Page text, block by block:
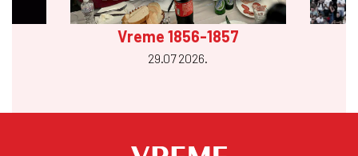
Vreme 1856-1857
29.07 2026.